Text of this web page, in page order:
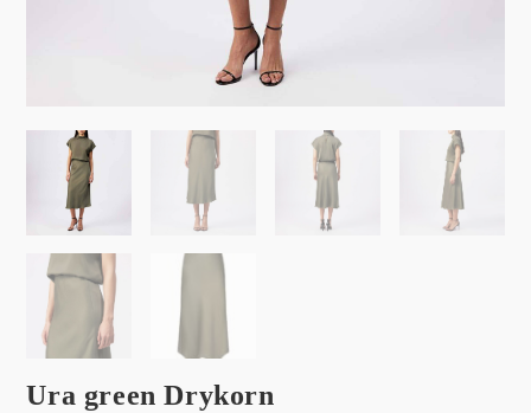
Ura green Drykorn